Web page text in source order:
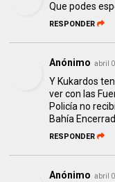
Que podes
RESPONDER
Anónimo abril
Y Kukardos
ver con las
Policía no
Bahía
RESPONDER
Anónimo abril